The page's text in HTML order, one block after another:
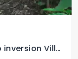
Terreno ideal para Desarrollo o inversion Villa Canales